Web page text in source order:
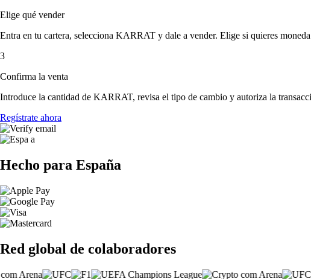
Elige qué vender
Entra en tu cartera, selecciona KARRAT y dale a vender. Elige si quieres
3
Confirma la venta
Introduce la cantidad de KARRAT, revisa el tipo de cambio y autoriza la
Regístrate ahora
Hecho para España
Red global de colaboradores